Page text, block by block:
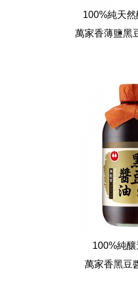
100%純天然
萬家香薄鹽黑
100%純釀
萬家香黑豆